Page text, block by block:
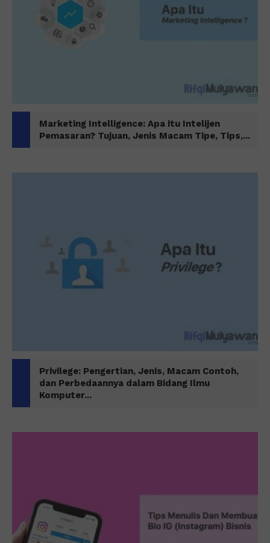
Marketing Intelligence: Apa itu Intelijen
Pemasaran? Tujuan, Jenis Macam Tipe, Tips,...
Privilege: Pengertian, Jenis, Macam Contoh,
dan Perbedaannya dalam Bidang Ilmu
Komputer...